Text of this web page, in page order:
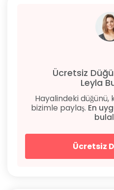
Ücretsiz
Leyla
Hayalindeki
bizimle paylaş. En
Ücretsiz